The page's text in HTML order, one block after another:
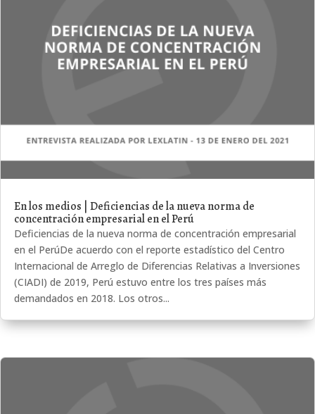
En los medios | Deficiencias de la nueva norma de
concentración empresarial en el Perú
Deficiencias de la nueva norma de concentración empresarial
en el PerúDe acuerdo con el reporte estadístico del Centro
Internacional de Arreglo de Diferencias Relativas a Inversiones
(CIADI) de 2019, Perú estuvo entre los tres países más
demandados en 2018. Los otros...